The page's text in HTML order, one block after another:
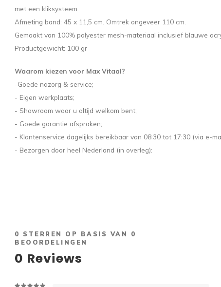
met een kliksysteem.
Afmeting band: 45 x 11,5 cm. Omtrek ongeveer 110 cm.
Gemaakt van 100% polyester mesh-materiaal inclusief blauwe
Productgewicht: 100 gr
Waarom kiezen voor Max Vitaal?
-Goede nazorg & service;
- Eigen werkplaats;
- Showroom waar u altijd welkom bent;
- Goede garantie afspraken;
- Klantenservice dagelijks bereikbaar van 08:30 tot 17:30 (via e-
- Bezorgen door heel Nederland (in overleg):
0 STERREN OP BASIS VAN 0
BEOORDELINGEN
0 Reviews